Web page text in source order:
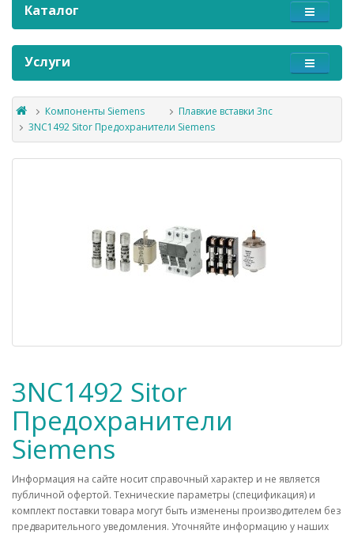
Каталог
Услуги
Компоненты Siemens
Плавкие вставки 3nc
3NC1492 Sitor Предохранители Siemens
3NC1492 Sitor
Предохранители
Siemens
Информация на сайте носит справочный характер и не является
публичной офертой. Технические параметры (спецификация) и
комплект поставки товара могут быть изменены производителем без
предварительного уведомления. Уточняйте информацию у наших